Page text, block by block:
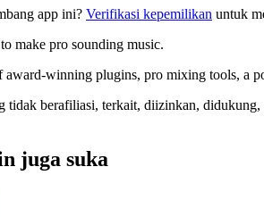
app ini? Verifikasi kepemilikan untuk
make pro sounding music.
winning plugins, pro mixing tools, a
tidak berafiliasi, terkait, diizinkan,
juga suka